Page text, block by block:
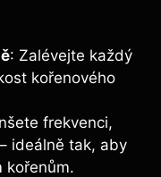
: Zalévejte každý
kořenového
frekvenci,
ideálně tak, aby
kořenům.